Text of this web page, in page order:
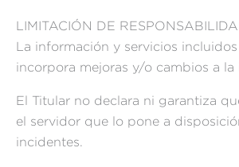
LIMITACIÓN DE
La información y servicios
incorpora mejoras y/o cambios a
El Titular no declara ni garantiza
el servidor que lo pone a
incidentes.